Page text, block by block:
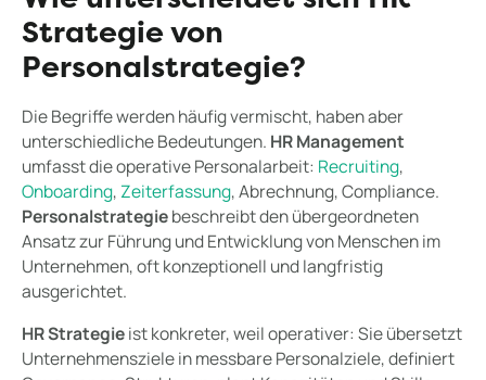
Strategie von
Personalstrategie?
Die Begriffe werden häufig vermischt, haben aber
unterschiedliche Bedeutungen. HR Management
umfasst die operative Personalarbeit: Recruiting,
Onboarding, Zeiterfassung, Abrechnung, Compliance.
Personalstrategiebeschreibt den übergeordneten
Ansatz zur Führung und Entwicklung von Menschen im
Unternehmen, oft konzeptionell und langfristig
ausgerichtet.
HR Strategieist konkreter, weil operativer: Sie übersetzt
Unternehmensziele in messbare Personalziele, definiert